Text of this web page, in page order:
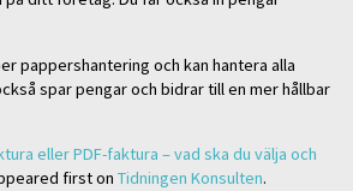
pappershantering och kan hantera alla
spar pengar och bidrar till en mer hållbar
eller PDF-faktura – vad ska du välja och
first on Tidningen Konsulten.